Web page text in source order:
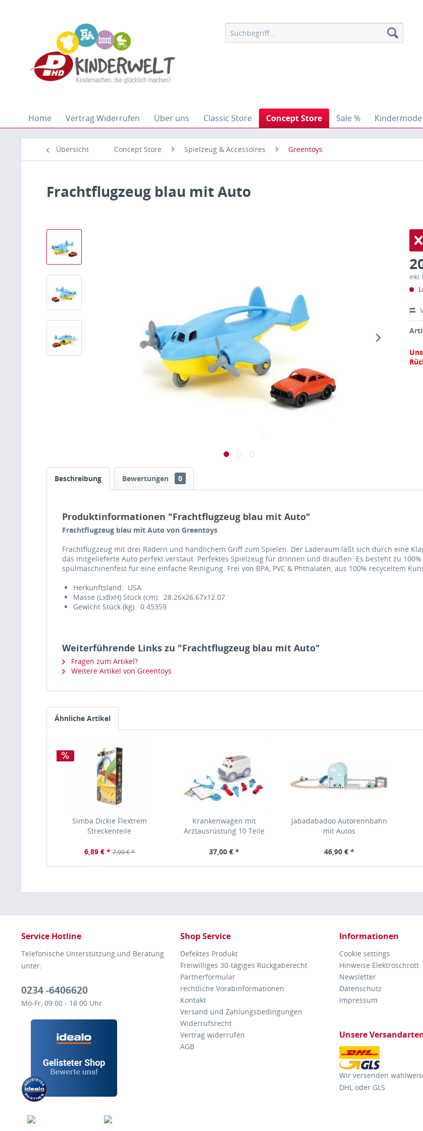
Home Vertrag Widerrufen Über uns Classic Store Concept Store Sale % Kindermode
Übersicht Concept Store Spielzeug & Accessoires Greentoys
Frachtflugzeug blau mit Auto
inkl.
Beschreibung Bewertungen 0
Produktinformationen "Frachtflugzeug blau mit Auto"
Frachtflugzeug blau mit Auto von Greentoys
Frachtflugzeug mit drei Rädern und handlichem Griff zum Spielen. Der Laderaum läßt sich durch eine
das mitgelieferte Auto perfekt verstaut. Perfektes Spielzeug für drinnen und draußen. Es besteht zu
spülmaschinenfest für eine einfache Reinigung. Frei von BPA, PVC & Phthalaten, aus 100% recyceltem
Herkunftsland: USA
Masse (LxBxH) Stück (cm): 28.26x26.67x12.07
Gewicht Stück (kg): 0.45359
Weiterführende Links zu "Frachtflugzeug blau mit Auto"
Fragen zum Artikel?
Weitere Artikel von Greentoys
Ähnliche Artikel
Simba Dickie Flextrem
Streckenteile
6,89 € * 7,99 € *
Krankenwagen mit
Arztausrüstung 10 Teile
37,00 € *
Jabadabadoo Autorennbahn
mit Autos
46,90 € *
Service Hotline
Telefonische Unterstützung und Beratung
unter:
0234 -6406620
Mo-Fr, 09:00 - 18:00 Uhr
Shop Service
Defektes Produkt
Freiwilliges 30-tägiges Rückgaberecht
Partnerformular
rechtliche Vorabinformationen
Kontakt
Versand und Zahlungsbedingungen
Widerrufsrecht
Vertrag widerrufen
AGB
Informationen
Cookie settings
Hinweise Elektroschrott
Newsletter
Datenschutz
Impressum
Unsere
Wir versenden
DHL oder GLS